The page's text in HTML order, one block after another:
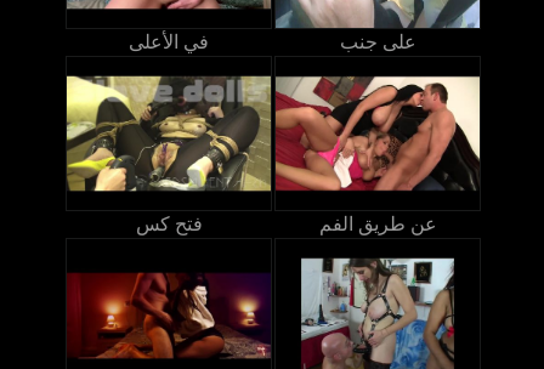
في الأعلى على جنب
فتح كس عن طريق الفم